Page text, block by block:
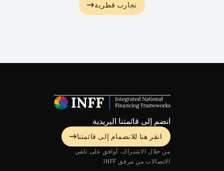
تجارب قطرية
انضم إلى قائمتنا البريدية
انقر هنا للانضمام إلى قائمتنا
من خلال الاشتراك، أوافق على تلقي
الاتصالات من مرفق INFF.